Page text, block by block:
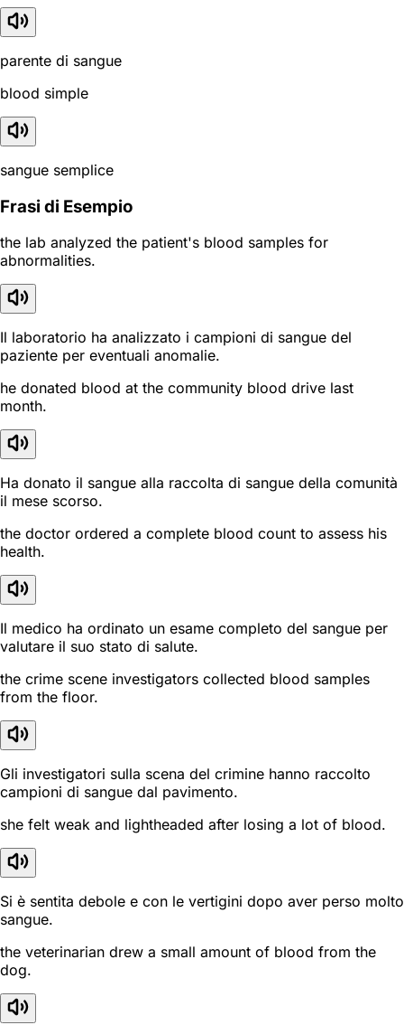
parente di sangue
blood simple
sangue semplice
Frasi di Esempio
the lab analyzed the patient's blood samples for
abnormalities.
Il laboratorio ha analizzato i campioni di sangue del
paziente per eventuali anomalie.
he donated blood at the community blood drive last
month.
Ha donato il sangue alla raccolta di sangue della comunità
il mese scorso.
the doctor ordered a complete blood count to assess his
health.
Il medico ha ordinato un esame completo del sangue per
valutare il suo stato di salute.
the crime scene investigators collected blood samples
from the floor.
Gli investigatori sulla scena del crimine hanno raccolto
campioni di sangue dal pavimento.
she felt weak and lightheaded after losing a lot of blood.
Si è sentita debole e con le vertigini dopo aver perso molto
sangue.
the veterinarian drew a small amount of blood from the
dog.